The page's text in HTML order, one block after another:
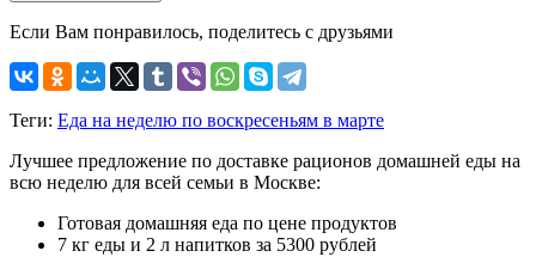
Если Вам понравилось, поделитесь с друзьями
Теги: Еда на неделю по воскресеньям в марте
Лучшее предложение по доставке рационов домашней еды на
всю неделю для всей семьи в Москве:
Готовая домашняя еда по цене продуктов
7 кг еды и 2 л напитков за 5300 рублей